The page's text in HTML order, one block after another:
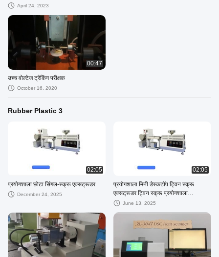
April 24, 2023
00:47
उच्च वोल्टेज ट्रैकिंग परीक्षक
October 16, 2020
Rubber Plastic 3
02:05
प्रयोगशाला छोटा सिंगल-स्क्रू एक्सट्रूडर
December 24, 2025
02:05
प्रयोगशाला मिनी डेस्कटॉप ट्विन स्क्रू
एक्सट्रूडर ट्विन स्क्रू प्रयोगशाला
एक्सट्रूज़न पेलेटाइज़र
June 13, 2025